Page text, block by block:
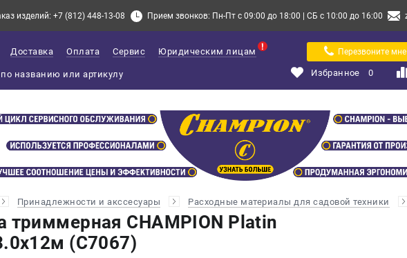
изделий: +7 (812) 448-13-08 Прием звонков: Пн-Пт с 09:00 до 18:00 | СБ с 10:00 до 16:00
Доставка Оплата Сервис Юридическим лицам Перезвоните мне
Избранное 0
Принадлежности и акссесуары Расходные материалы для садовой техники
триммерная CHAMPION Platin
(C7067)